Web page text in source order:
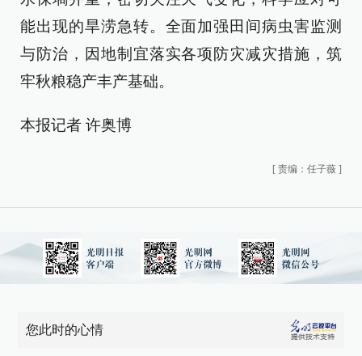
能出现的旱涝急转。全面加强田间病虫害监测
与防治，因地制宜落实各项防灾减灾措施，筑
牢秋粮稳产丰产基础。
本报记者 许奥博
[ 责编：任子薇 ]
您此时的心情